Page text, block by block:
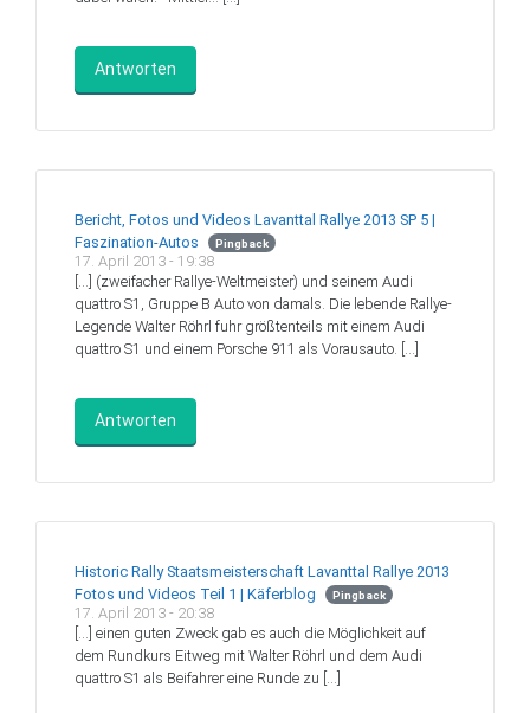
Antworten
Bericht, Fotos und Videos Lavanttal Rallye 2013 SP 5 |
Faszination-Autos
Pingback
17. April 2013 - 19:38
[…] (zweifacher Rallye-Weltmeister) und seinem Audi
quattro S1, Gruppe B Auto von damals. Die lebende Rallye-
Legende Walter Röhrl fuhr größtenteils mit einem Audi
quattro S1 und einem Porsche 911 als Vorausauto. […]
Antworten
Historic Rally Staatsmeisterschaft Lavanttal Rallye 2013
Fotos und Videos Teil 1 | Käferblog
Pingback
17. April 2013 - 20:38
[…] einen guten Zweck gab es auch die Möglichkeit auf
dem Rundkurs Eitweg mit Walter Röhrl und dem Audi
quattro S1 als Beifahrer eine Runde zu […]